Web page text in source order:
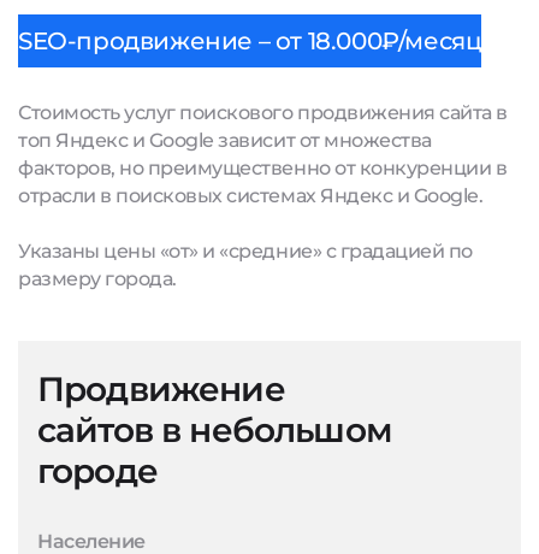
SEO-продвижение – от 18.000₽/месяц
Стоимость услуг поискового продвижения сайта в
топ Яндекс и Google зависит от множества
факторов, но преимущественно от конкуренции в
отрасли в поисковых системах Яндекс и Google.
Указаны цены «от» и «средние» с градацией по
размеру города.
Продвижение
сайтов в небольшом
городе
Население